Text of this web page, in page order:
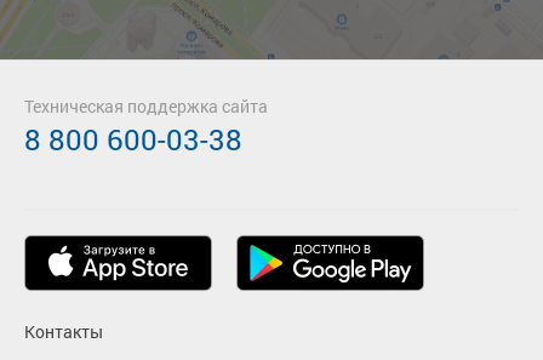
Контакты
Техническая поддержка сайта
8 800 600-03-38